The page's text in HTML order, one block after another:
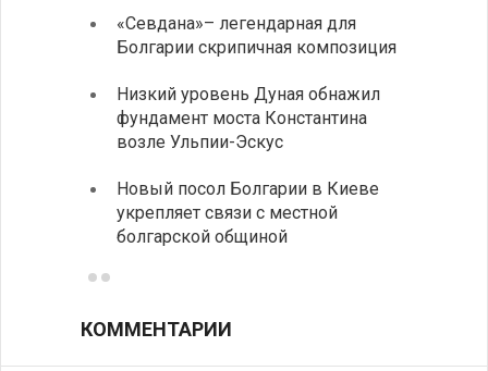
«Севдана»– легендарная для
Болгарии скрипичная композиция
Низкий уровень Дуная обнажил
фундамент моста Константина
возле Ульпии-Эскус
Новый посол Болгарии в Киеве
укрепляет связи с местной
болгарской общиной
КОММЕНТАРИИ